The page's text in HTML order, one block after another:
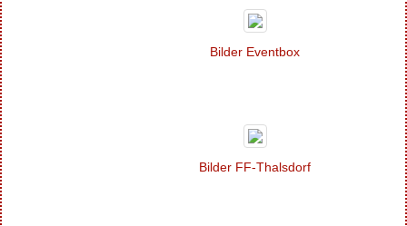
Bilder Eventbox
Bilder FF-Thalsdorf